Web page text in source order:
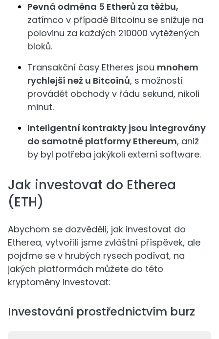
Pevná odměna 5 Etherů za těžbu,
zatímco v případě Bitcoinu se snižuje na
polovinu za každých 210000 vytěžených
bloků.
Transakční časy Etheres jsou mnohem
rychlejší než u Bitcoinů, s možností
provádět obchody v řádu sekund, nikoli
minut.
Inteligentní kontrakty jsou integrovány
do samotné platformy Ethereum, aniž
by byl potřeba jakýkoli externí software.
Jak investovat do Etherea
(ETH)
Abychom se dozvěděli, jak investovat do
Etherea, vytvořili jsme zvláštní příspěvek, ale
pojďme se v hrubých rysech podívat, na
jakých platformách můžete do této
kryptoměny investovat:
Investování prostřednictvím burz